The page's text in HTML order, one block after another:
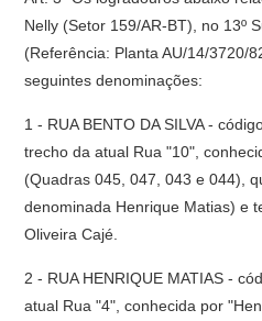
Nelly (Setor 159/AR-BT), no 13º
(Referência: Planta AU/14/3720/
seguintes denominações:
1 - RUA BENTO DA SILVA -
trecho da atual Rua "10",
(Quadras 045, 047, 043 e 044),
denominada Henrique Matias) e
Oliveira Cajé.
2 - RUA HENRIQUE MATIAS -
atual Rua "4", conhecida por